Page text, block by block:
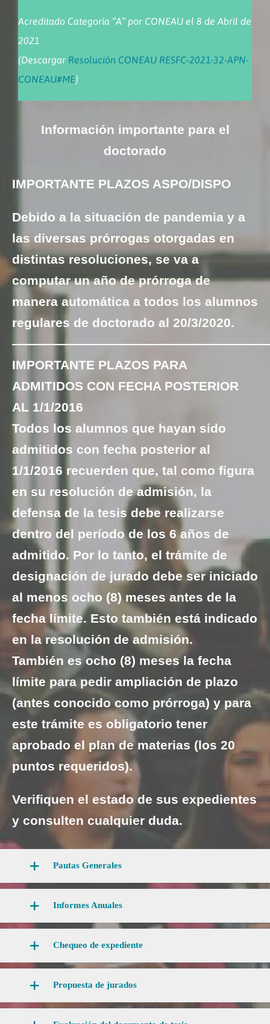
Acreditado Categoría “A” por CONEAU el 8 de Abril de
2021
(Descargar Resolución CONEAU RESFC-2021-32-APN-
CONEAU#ME)
Información importante para el
doctorado
IMPORTANTE PLAZOS ASPO/DISPO
Debido a la situación de pandemia y a
las diversas prórrogas otorgadas en
distintas resoluciones, se va a
computar un año de prórroga de
manera automática a todos los alumnos
regulares de doctorado al 20/3/2020.
IMPORTANTE PLAZOS PARA
ADMITIDOS CON FECHA POSTERIOR
AL 1/1/2016
Todos los alumnos que hayan sido
admitidos con fecha posterior al
1/1/2016 recuerden que, tal como figura
en su resolución de admisión, la
defensa de la tesis debe realizarse
dentro del período de los 6 años de
admitido. Por lo tanto, el trámite de
designación de jurado debe ser iniciado
al menos ocho (8) meses antes de la
fecha límite. Esto también está indicado
en la resolución de admisión.
También es ocho (8) meses la fecha
límite para pedir ampliación de plazo
(antes conocido como prórroga) y para
este trámite es obligatorio tener
aprobado el plan de materias (los 20
puntos requeridos).
Verifiquen el estado de sus expedientes
y consulten cualquier duda.
Pautas Generales
Informes Anuales
Chequeo de expediente
Propuesta de jurados